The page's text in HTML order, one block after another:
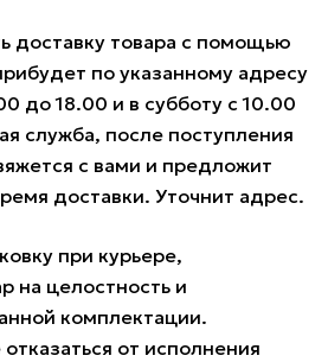
доставку товара с помощью
по указанному адресу
до 18.00 и в субботу с 10.00
служба, после поступления
с вами и предложит
доставки. Уточнит адрес.
при курьере,
на целостность и
комплектации.
от исполнения